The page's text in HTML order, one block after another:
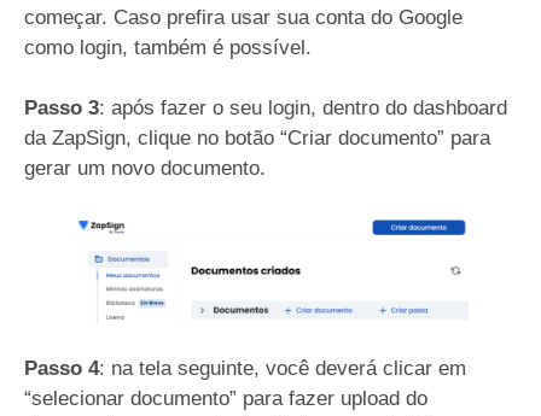
começar. Caso prefira usar sua conta do Google
como login, também é possível.
Passo 3: após fazer o seu login, dentro do dashboard
da ZapSign, clique no botão “Criar documento” para
gerar um novo documento.
Passo 4: na tela seguinte, você deverá clicar em
“selecionar documento” para fazer upload do